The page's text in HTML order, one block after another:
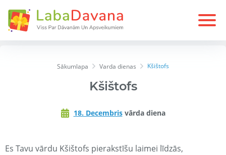
Sākumlapa Varda dienas Kšištofs
Kšištofs
18. Decembrisvārda diena
Es Tavu vārdu Kšištofs pierakstīšu laimei līdzās,